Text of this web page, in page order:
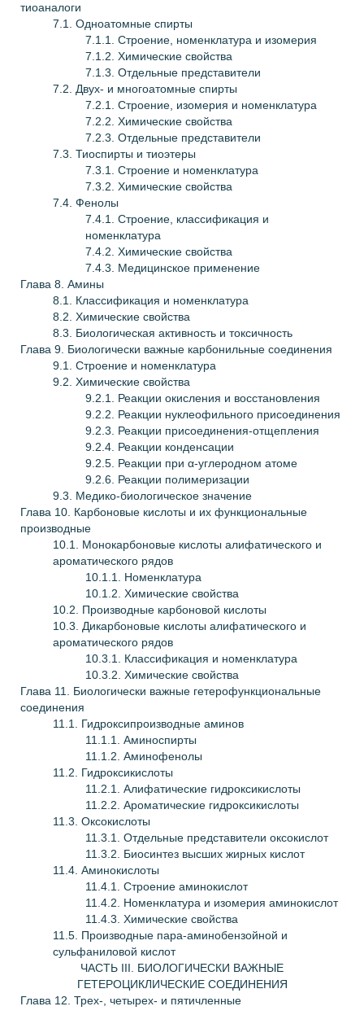
тиоаналоги
7.1. Одноатомные спирты
7.1.1. Строение, номенклатура и изомерия
7.1.2. Химические свойства
7.1.3. Отдельные представители
7.2. Двух- и многоатомные спирты
7.2.1. Строение, изомерия и номенклатура
7.2.2. Химические свойства
7.2.3. Отдельные представители
7.3. Тиоспирты и тиоэтеры
7.3.1. Строение и номенклатура
7.3.2. Химические свойства
7.4. Фенолы
7.4.1. Строение, классификация и
номенклатура
7.4.2. Химические свойства
7.4.3. Медицинское применение
Глава 8. Амины
8.1. Классификация и номенклатура
8.2. Химические свойства
8.3. Биологическая активность и токсичность
Глава 9. Биологически важные карбонильные соединения
9.1. Строение и номенклатура
9.2. Химические свойства
9.2.1. Реакции окисления и восстановления
9.2.2. Реакции нуклеофильного присоединения
9.2.3. Реакции присоединения-отщепления
9.2.4. Реакции конденсации
9.2.5. Реакции при α-углеродном атоме
9.2.6. Реакции полимеризации
9.3. Медико-биологическое значение
Глава 10. Карбоновые кислоты и их функциональные
производные
10.1. Монокарбоновые кислоты алифатического и
ароматического рядов
10.1.1. Номенклатура
10.1.2. Химические свойства
10.2. Производные карбоновой кислоты
10.3. Дикарбоновые кислоты алифатического и
ароматического рядов
10.3.1. Классификация и номенклатура
10.3.2. Химические свойства
Глава 11. Биологически важные гетерофункциональные
соединения
11.1. Гидроксипроизводные аминов
11.1.1. Аминоспирты
11.1.2. Аминофенолы
11.2. Гидроксикислоты
11.2.1. Алифатические гидроксикислоты
11.2.2. Ароматические гидроксикислоты
11.3. Оксокислоты
11.3.1. Отдельные представители оксокислот
11.3.2. Биосинтез высших жирных кислот
11.4. Аминокислоты
11.4.1. Строение аминокислот
11.4.2. Номенклатура и изомерия аминокислот
11.4.3. Химические свойства
11.5. Производные пара-аминобензойной и
сульфаниловой кислот
ЧАСТЬ III. БИОЛОГИЧЕСКИ ВАЖНЫЕ
ГЕТЕРОЦИКЛИЧЕСКИЕ СОЕДИНЕНИЯ
Глава 12. Трех-, четырех- и пятичленные